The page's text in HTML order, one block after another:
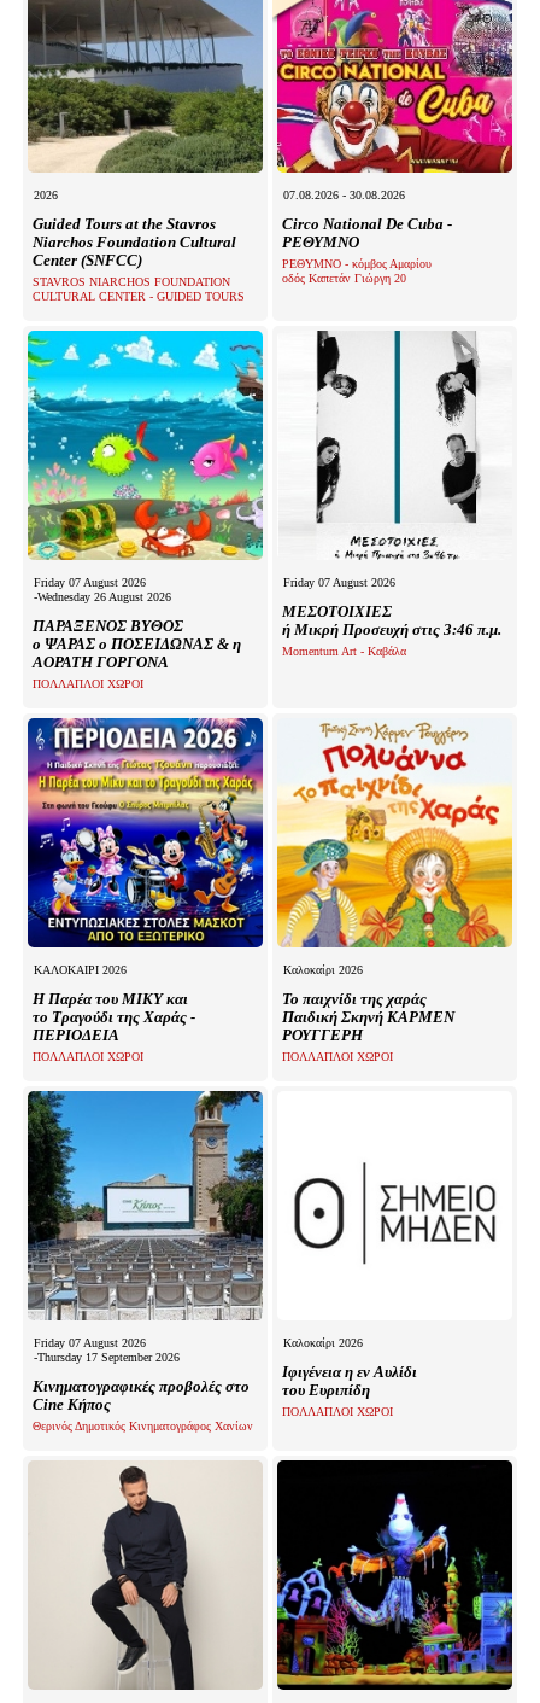
2026
Guided Tours at the Stavros
Niarchos Foundation Cultural
Center (SNFCC)
STAVROS NIARCHOS FOUNDATION
CULTURAL CENTER - GUIDED TOURS
07.08.2026 - 30.08.2026
Circo National De Cuba -
ΡΕΘΥΜΝΟ
ΡΕΘΥΜΝΟ - κόμβος Αμαρίου
οδός Καπετάν Γιώργη 20
Friday 07 August 2026
-Wednesday 26 August 2026
ΠΑΡΑΞΕΝΟΣ ΒΥΘΟΣ
ο ΨΑΡΑΣ ο ΠΟΣΕΙΔΩΝΑΣ & η
ΑΟΡΑΤΗ ΓΟΡΓΟΝΑ
ΠΟΛΛΑΠΛΟΙ ΧΩΡΟΙ
Friday 07 August 2026
ΜΕΣΟΤΟΙΧΙΕΣ
ή Μικρή Προσευχή στις 3:46 π.μ.
Momentum Art - Καβάλα
ΚΑΛΟΚΑΙΡΙ 2026
Η Παρέα του ΜΙΚΥ και
το Τραγούδι της Χαράς -
ΠΕΡΙΟΔΕΙΑ
ΠΟΛΛΑΠΛΟΙ ΧΩΡΟΙ
Καλοκαίρι 2026
Το παιχνίδι της χαράς
Παιδική Σκηνή ΚΑΡΜΕΝ
ΡΟΥΓΓΕΡΗ
ΠΟΛΛΑΠΛΟΙ ΧΩΡΟΙ
Friday 07 August 2026
-Thursday 17 September 2026
Κινηματογραφικές προβολές στο
Cine Κήπος
Θερινός Δημοτικός Κινηματογράφος Χανίων
Καλοκαίρι 2026
Ιφιγένεια η εν Αυλίδι
του Ευριπίδη
ΠΟΛΛΑΠΛΟΙ ΧΩΡΟΙ